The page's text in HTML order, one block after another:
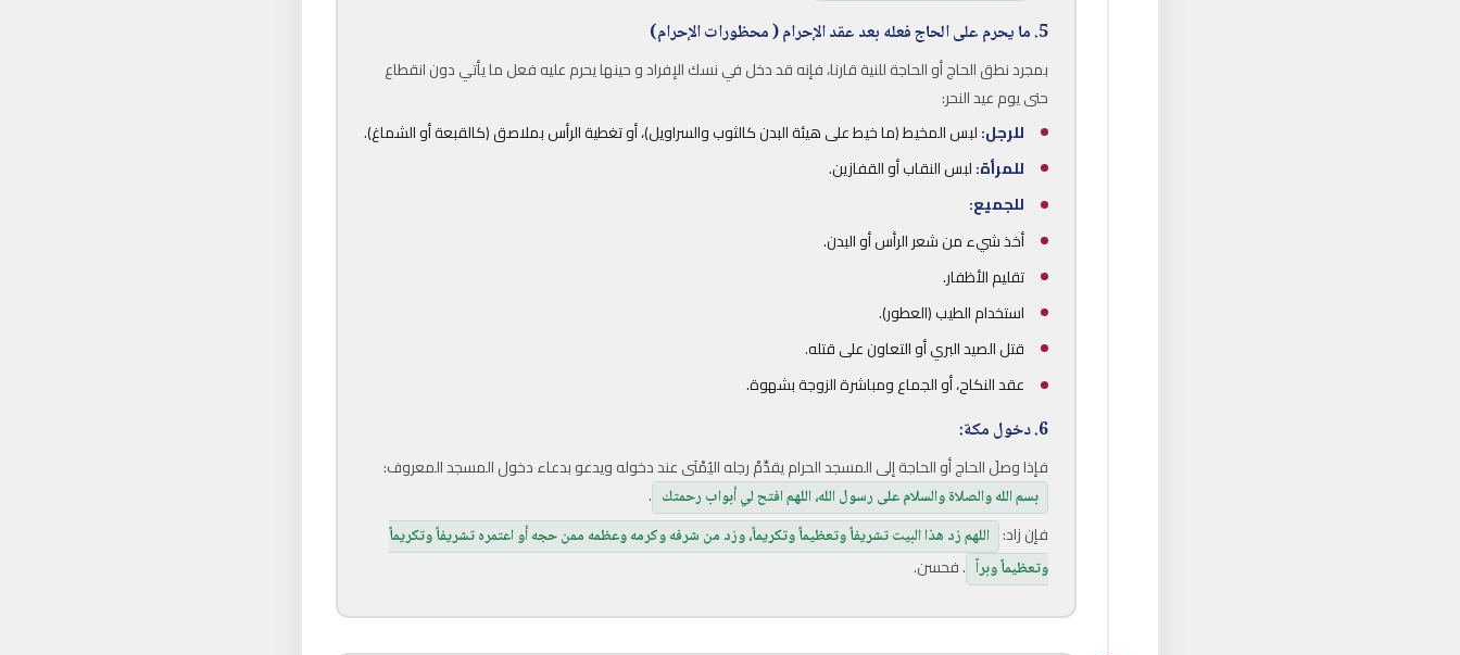
5. ما يحرم على الحاج فعله بعد عقد الإحرام ( محظورات الإحرام)
بمجرد نطق الحاج أو الحاجة للنية قارنا، فإنه قد دخل في نسك الإفراد و حينها يحرم عليه فعل ما يأتي دون انقطاع
حتى يوم عيد النحر:
للرجل:لبس المخيط (ما خيط على هيئة البدن كالثوب والسراويل)، أو تغطية الرأس بملاصق (كالقبعة أو الشماغ).
للمرأة:لبس النقاب أو القفازين.
للجميع:
أخذ شيء من شعر الرأس أو البدن.
تقليم الأظفار.
استخدام الطيب (العطور).
قتل الصيد البري أو التعاون على قتله.
عقد النكاح، أو الجماع ومباشرة الزوجة بشهوة.
6. دخول مكة:
فإذا وصلَ الحاج أو الحاجة إلى المسجد الحرام يقدِّمْ رجله اليُمْنَى عند دخوله ويدعو بدعاء دخول المسجد المعروف:
بسم الله والصلاة والسلام على رسول الله، اللهم افتح لي أبواب رحمتك .
فإن زاد: اللهم زد هذا البيت تشريفاً وتعظيماً وتكريماً، وزد من شرفه وكرمه وعظمه ممن حجه أو اعتمره تشريفاً وتكريماً
وتعظيماً وبراً . فحسن.